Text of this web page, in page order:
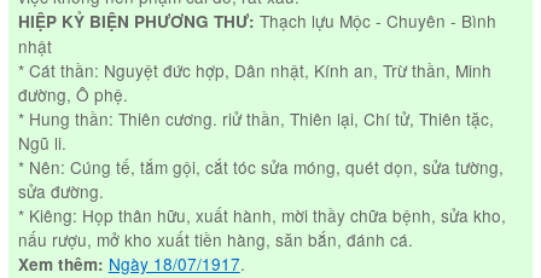
HIỆP KỶ BIỆN PHƯƠNG THƯ: Thạch lựu Mộc - Chuyên - Bình
nhật
* Cát thần: Nguyệt đức hợp, Dân nhật, Kính an, Trừ thần, Minh
đường, Ô phệ.
* Hung thần: Thiên cương. riử thần, Thiên lại, Chí tử, Thiên tặc,
Ngũ li.
* Nên: Cúng tế, tắm gội, cắt tóc sửa móng, quét dọn, sửa tường,
sửa đường.
* Kiêng: Họp thân hữu, xuất hành, mời thầy chữa bệnh, sửa kho,
nấu rượu, mở kho xuất tiền hàng, săn bắn, đánh cá.
Xem thêm: Ngày 18/07/1917.